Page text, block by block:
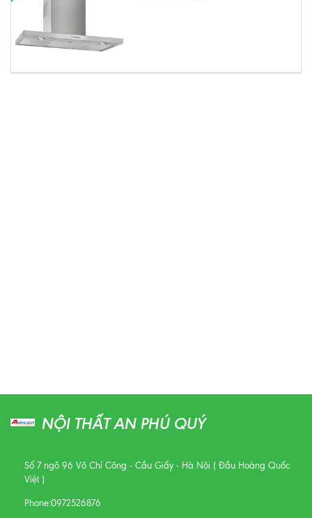
NỘI THẤT AN PHÚ QUÝ
Số 7 ngõ 96 Võ Chí Công - Cầu Giấy - Hà Nội ( Đầu Hoàng Quốc
Việt )
Phone:0972526876